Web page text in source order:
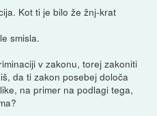
Kot ti je bilo že žnj-krat
smisla.
v zakonu, torej zakoniti
da ti zakon posebej določa
na primer na podlagi tega,